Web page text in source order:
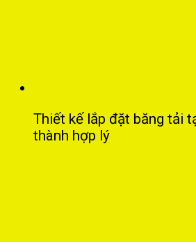
Thiết kế lắp đặt băng tải
thành hợp lý